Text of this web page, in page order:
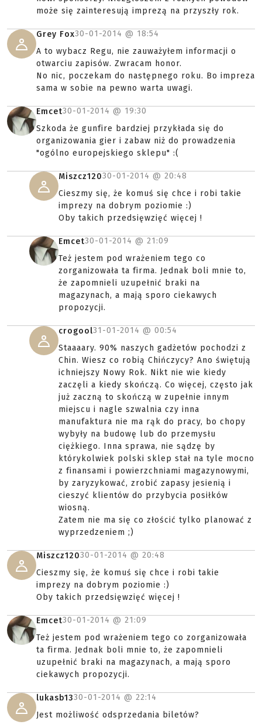
może się zainteresują imprezą na przyszły rok.
Grey Fox30-01-2014 @ 18:54
A to wybacz Regu, nie zauważyłem informacji o
otwarciu zapisów. Zwracam honor.
No nic, poczekam do następnego roku. Bo impreza
sama w sobie na pewno warta uwagi.
Emcet30-01-2014 @ 19:30
Szkoda że gunfire bardziej przykłada się do
organizowania gier i zabaw niż do prowadzenia
"ogólno europejskiego sklepu" :(
Miszcz12030-01-2014 @ 20:48
Cieszmy się, że komuś się chce i robi takie
imprezy na dobrym poziomie :)
Oby takich przedsięwzięć więcej !
Emcet30-01-2014 @ 21:09
Też jestem pod wrażeniem tego co
zorganizowała ta firma. Jednak boli mnie to,
że zapomnieli uzupełnić braki na
magazynach, a mają sporo ciekawych
propozycji.
crogool31-01-2014 @ 00:54
Staaaary. 90% naszych gadżetów pochodzi z
Chin. Wiesz co robią Chińczycy? Ano świętują
ichniejszy Nowy Rok. Nikt nie wie kiedy
zaczęli a kiedy skończą. Co więcej, często jak
już zaczną to skończą w zupełnie innym
miejscu i nagle szwalnia czy inna
manufaktura nie ma rąk do pracy, bo chopy
wybyły na budowę lub do przemysłu
ciężkiego. Inna sprawa, nie sądzę by
którykolwiek polski sklep stał na tyle mocno
z finansami i powierzchniami magazynowymi,
by zaryzykować, zrobić zapasy jesienią i
cieszyć klientów do przybycia posiłków
wiosną.
Zatem nie ma się co złościć tylko planować z
wyprzedzeniem ;)
Miszcz12030-01-2014 @ 20:48
Cieszmy się, że komuś się chce i robi takie
imprezy na dobrym poziomie :)
Oby takich przedsięwzięć więcej !
Emcet30-01-2014 @ 21:09
Też jestem pod wrażeniem tego co zorganizowała
ta firma. Jednak boli mnie to, że zapomnieli
uzupełnić braki na magazynach, a mają sporo
ciekawych propozycji.
lukasb1330-01-2014 @ 22:14
Jest możliwość odsprzedania biletów?